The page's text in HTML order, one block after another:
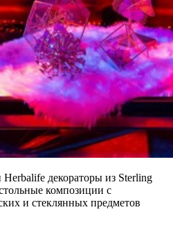
декораторы из Sterling
композиции с
и стеклянных предметов